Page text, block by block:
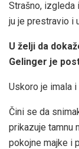
Strašno, izgleda
ju je prestravio i
U želji da
Gelinger je
Uskoro je imala
Čini se da
prikazuje tamnu
pokojne majke i